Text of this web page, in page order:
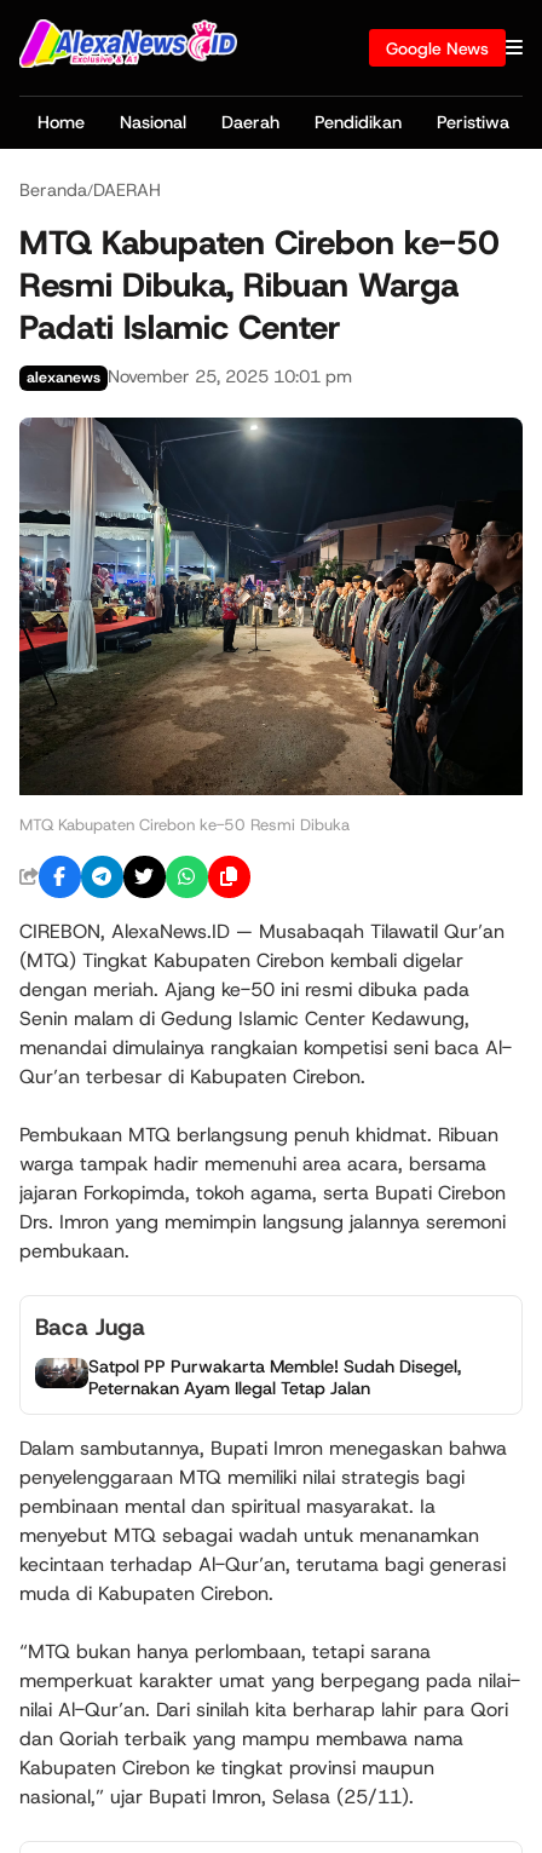
Google News
Home Nasional Daerah Pendidikan Peristiwa
Beranda/DAERAH
MTQ Kabupaten Cirebon ke-50
Resmi Dibuka, Ribuan Warga
Padati Islamic Center
alexanews November 25, 2025 10:01 pm
MTQ Kabupaten Cirebon ke-50 Resmi Dibuka
CIREBON, AlexaNews.ID — Musabaqah Tilawatil Qur’an
(MTQ) Tingkat Kabupaten Cirebon kembali digelar
dengan meriah. Ajang ke-50 ini resmi dibuka pada
Senin malam di Gedung Islamic Center Kedawung,
menandai dimulainya rangkaian kompetisi seni baca Al-
Qur’an terbesar di Kabupaten Cirebon.
Pembukaan MTQ berlangsung penuh khidmat. Ribuan
warga tampak hadir memenuhi area acara, bersama
jajaran Forkopimda, tokoh agama, serta Bupati Cirebon
Drs. Imron yang memimpin langsung jalannya seremoni
pembukaan.
Baca Juga
Satpol PP Purwakarta Memble! Sudah Disegel,
Peternakan Ayam Ilegal Tetap Jalan
Dalam sambutannya, Bupati Imron menegaskan bahwa
penyelenggaraan MTQ memiliki nilai strategis bagi
pembinaan mental dan spiritual masyarakat. Ia
menyebut MTQ sebagai wadah untuk menanamkan
kecintaan terhadap Al-Qur’an, terutama bagi generasi
muda di Kabupaten Cirebon.
“MTQ bukan hanya perlombaan, tetapi sarana
memperkuat karakter umat yang berpegang pada nilai-
nilai Al-Qur’an. Dari sinilah kita berharap lahir para Qori
dan Qoriah terbaik yang mampu membawa nama
Kabupaten Cirebon ke tingkat provinsi maupun
nasional,” ujar Bupati Imron, Selasa (25/11).